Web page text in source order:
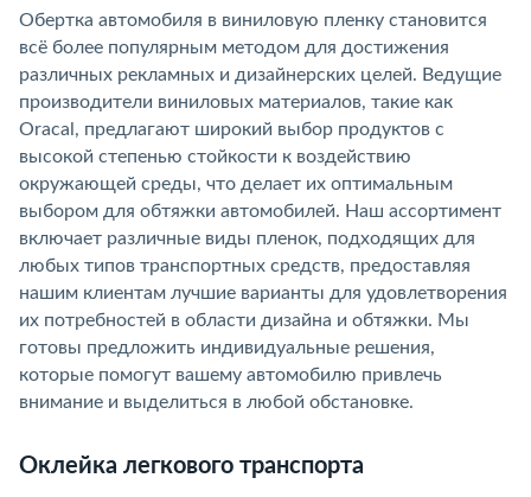
Обертка автомобиля в виниловую пленку становится
всё более популярным методом для достижения
различных рекламных и дизайнерских целей. Ведущие
производители виниловых материалов, такие как
Oracal, предлагают широкий выбор продуктов с
высокой степенью стойкости к воздействию
окружающей среды, что делает их оптимальным
выбором для обтяжки автомобилей. Наш ассортимент
включает различные виды пленок, подходящих для
любых типов транспортных средств, предоставляя
нашим клиентам лучшие варианты для удовлетворения
их потребностей в области дизайна и обтяжки. Мы
готовы предложить индивидуальные решения,
которые помогут вашему автомобилю привлечь
внимание и выделиться в любой обстановке.
Оклейка легкового транспорта